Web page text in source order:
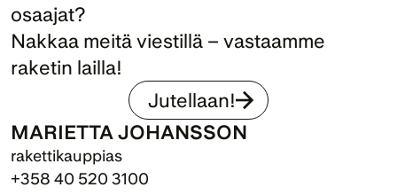
osaajat?
Nakkaa meitä viestillä – vastaamme
raketin lailla!
Jutellaan!
MARIETTA JOHANSSON
rakettikauppias
+358 40 520 3100